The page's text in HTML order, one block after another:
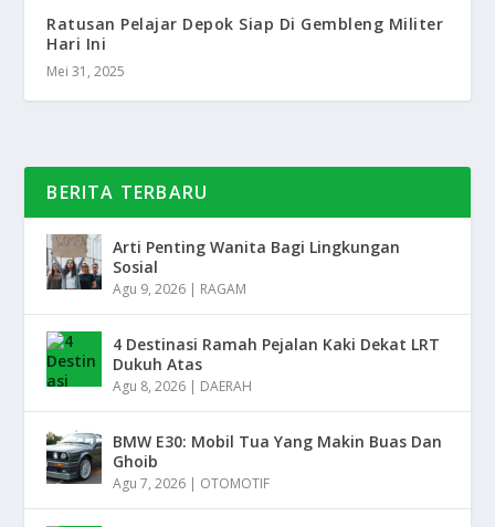
Ratusan Pelajar Depok Siap Di Gembleng Militer
Hari Ini
Mei 31, 2025
BERITA TERBARU
Arti Penting Wanita Bagi Lingkungan
Sosial
Agu 9, 2026 | RAGAM
4 Destinasi Ramah Pejalan Kaki Dekat LRT
Dukuh Atas
Agu 8, 2026 | DAERAH
BMW E30: Mobil Tua Yang Makin Buas Dan
Ghoib
Agu 7, 2026 | OTOMOTIF